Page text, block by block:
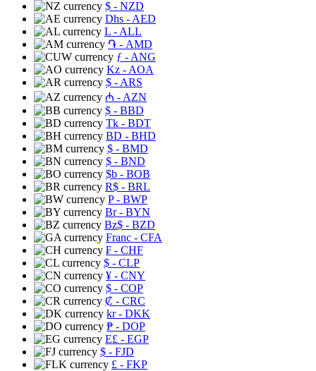
$ - NZD
Dhs - AED
L - ALL
֏ - AMD
ƒ - ANG
Kz - AOA
$ - ARS
₼ - AZN
$ - BBD
Tk - BDT
BD - BHD
$ - BMD
$ - BND
$b - BOB
R$ - BRL
P- BWP
Br- BYN
Bz$ - BZD
Franc - CFA
₣ - CHF
$ - CLP
¥ - CNY
$ - COP
₡ - CRC
kr- DKK
₱ - DOP
E£ - EGP
$ - FJD
£ - FKP